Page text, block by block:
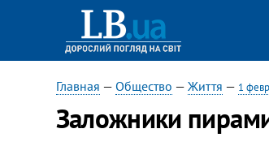
Главная — Общество — Життя — 1
Заложники